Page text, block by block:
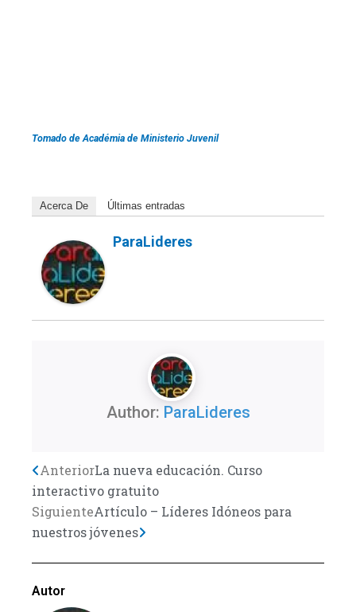
Tomado de Académia de Ministerio Juvenil
Acerca De Últimas entradas
ParaLideres
Author: ParaLideres
Previo
AnteriorLa nueva educación. Curso
interactivo gratuito
SiguienteArtículo – Líderes Idóneos para
nuestros jóvenes
Next
Autor